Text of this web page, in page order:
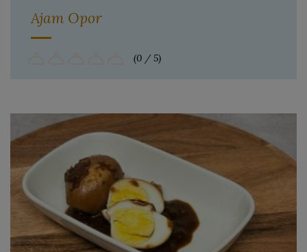
Ajam Opor
(0 / 5)